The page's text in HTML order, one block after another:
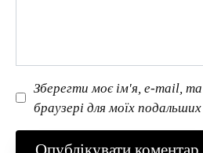
Зберегти моє ім'я, e-mail,
браузері для моїх